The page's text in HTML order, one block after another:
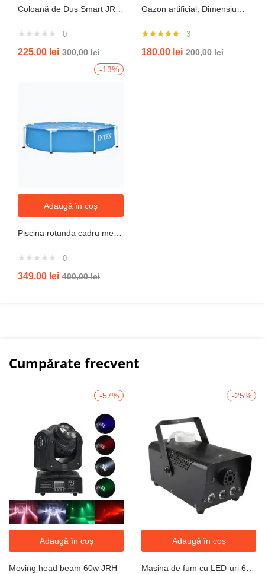
Coloană de Duș Smart JRH c90 – Display LED si banda led, Temperatură Digitală, 4 Moduri de Curgere
0
225,00 lei 300,00lei
Gazon artificial, Dimensiune 2mx5m, Grosime 10mm
5.00din 5
3
180,00 lei 200,00lei
-13%
Adaugă în coș
Piscina rotunda cadru metal intex, 244cm x 51 cm
0
349,00 lei 400,00lei
Cumpărate frecvent
-57%
Adaugă în coș
Moving head beam 60w JRH
-25%
Adaugă în coș
Masina de fum cu LED-uri 600W, telecomanda, jocuri de lumini, metal, Negru